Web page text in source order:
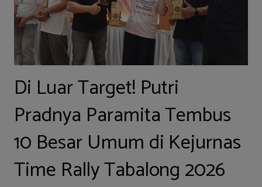
About Us
Di Luar Target! Putri
Pradnya Paramita Tembus
10 Besar Umum di Kejurnas
Time Rally Tabalong 2026